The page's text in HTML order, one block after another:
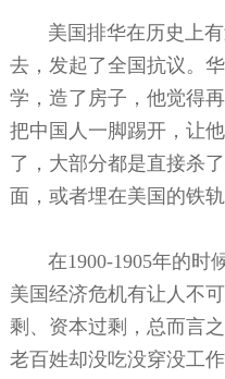
美国排华在历史上有
去，发起了全国抗议。
学，造了房子，他觉得
把中国人一脚踢开，让
了，大部分都是直接杀
面，或者埋在美国的铁轨
在1900-1905年的时候
美国经济危机有让人不
剩、资本过剩，总而言
老百姓却没吃没穿没工